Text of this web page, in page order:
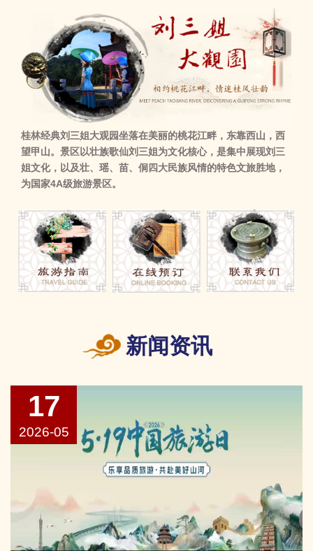
桂林经典刘三姐大观园坐落在美丽的桃花江畔，东靠西山，西
望甲山。景区以壮族歌仙刘三姐为文化核心，是集中展现刘三
姐文化，以及壮、瑶、苗、侗四大民族风情的特色文旅胜地，
为国家4A级旅游景区。
新闻资讯
17
2026-05